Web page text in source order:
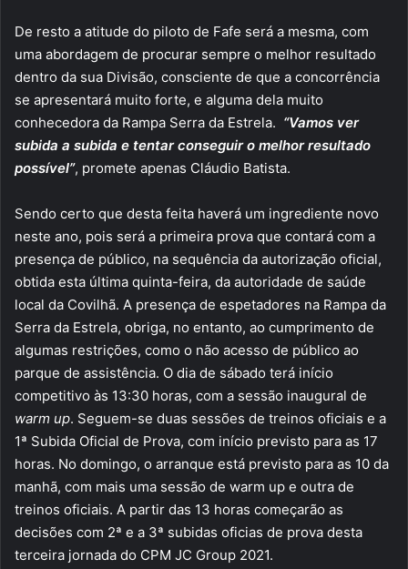
De resto a atitude do piloto de Fafe será a mesma, com
uma abordagem de procurar sempre o melhor resultado
dentro da sua Divisão, consciente de que a concorrência
se apresentará muito forte, e alguma dela muito
conhecedora da Rampa Serra da Estrela. “Vamos ver
subida a subida e tentar conseguir o melhor resultado
possível”, promete apenas Cláudio Batista.
Sendo certo que desta feita haverá um ingrediente novo
neste ano, pois será a primeira prova que contará com a
presença de público, na sequência da autorização oficial,
obtida esta última quinta-feira, da autoridade de saúde
local da Covilhã. A presença de espetadores na Rampa da
Serra da Estrela, obriga, no entanto, ao cumprimento de
algumas restrições, como o não acesso de público ao
parque de assistência. O dia de sábado terá início
competitivo às 13:30 horas, com a sessão inaugural de
warm up. Seguem-se duas sessões de treinos oficiais e a
1ª Subida Oficial de Prova, com início previsto para as 17
horas. No domingo, o arranque está previsto para as 10 da
manhã, com mais uma sessão de warm up e outra de
treinos oficiais. A partir das 13 horas começarão as
decisões com 2ª e a 3ª subidas oficias de prova desta
terceira jornada do CPM JC Group 2021.